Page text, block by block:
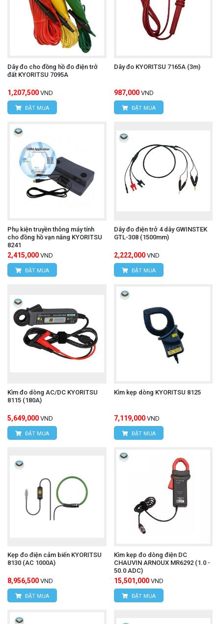
Dây đo cho đồng hồ đo điện trở
đất KYORITSU 7095A
1,207,500 VND
ĐẶT MUA
Dây đo KYORITSU 7165A (3m)
987,000 VND
ĐẶT MUA
Phụ kiện truyền thông máy tính
cho đồng hồ vạn năng KYORITSU
8241
2,415,000 VND
ĐẶT MUA
Dây đo điện trở 4 dây GWINSTEK
GTL-308 (1500mm)
2,222,000 VND
ĐẶT MUA
Kìm đo dòng AC/DC KYORITSU
8115 (180A)
5,649,000 VND
ĐẶT MUA
Kìm kẹp dòng KYORITSU 8125
7,119,000 VND
ĐẶT MUA
Kẹp đo điện cảm biến KYORITSU
8130 (AC 1000A)
8,956,500 VND
ĐẶT MUA
Kìm kẹp đo dòng điện DC
CHAUVIN ARNOUX MR6292 (1.0 -
50.0 ADC)
15,501,000 VND
ĐẶT MUA